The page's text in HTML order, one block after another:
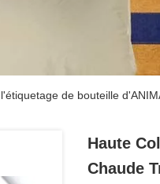
de bouteille
Haute
Chaude